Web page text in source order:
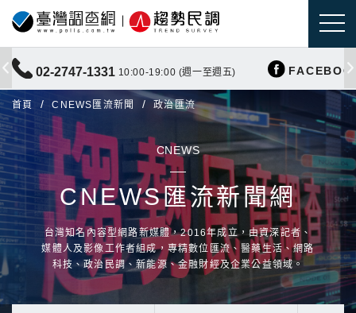
02-2747-1331 10:00-19:00 (週一至週五)
首頁 CNEWS匯流新聞 政治匯流
CNEWS
CNEWS匯流新聞網
台灣知名內容型網路新媒體，2016年成立，由資深記者、
媒體人及影像工作者組成，專精數位匯流、醫藥生活、網路
科技、政治民調、新能源、金融財經及企業公益領域。